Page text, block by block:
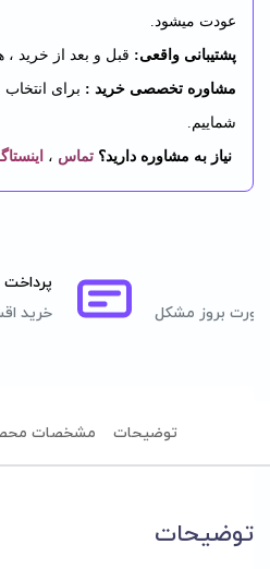
عودت میشود.
پشتیبانی واقعی: قبل و بعد از خرید
مشاوره تخصصی خرید : برای
شماییم.
نیاز به مشاوره دارید؟ تماس ،
بروز مشکل
خرید
توضیحات مشخصات
توضیحات